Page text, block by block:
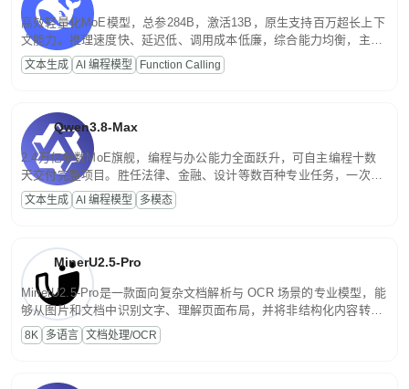
高效轻量化MoE模型，总参284B，激活13B，原生支持百万超长上下
文能力。推理速度快、延迟低、调用成本低廉，综合能力均衡，主打
高并发、轻量化任务，适合日常对话、内容创作、基础 RAG、批量
文案处理等普惠刚需场景。
文本生成 AI 编程模型 Function Calling
Qwen3.8-Max
2.4万亿参数MoE旗舰，编程与办公能力全面跃升，可自主编程十数
天交付完整项目。胜任法律、金融、设计等数百种专业任务，一次对
话端到端交付生产级成果。原生视觉理解贯穿规划、执行与验证全流
程，支持超长文档与长视频的深度语义解析。长程任务中自主规划与
文本生成 AI 编程模型 多模态
MinerU2.5-Pro
MinerU2.5-Pro是一款面向复杂文档解析与 OCR 场景的专业模型，能
够从图片和文档中识别文字、理解页面布局，并将非结构化内容转换
为便于存储、检索和二次处理的结构化结果。
8K 多语言 文档处理/OCR